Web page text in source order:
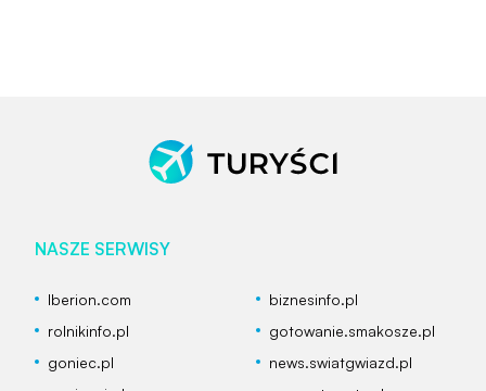
NASZE SERWISY
Iberion.com
biznesinfo.pl
rolnikinfo.pl
gotowanie.smakosze.pl
goniec.pl
news.swiatgwiazd.pl